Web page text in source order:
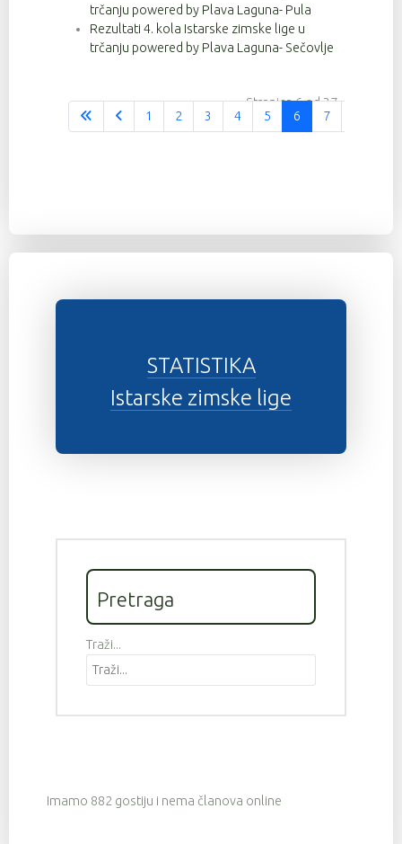
trčanju powered by Plava Laguna- Pula
Rezultati 4. kola Istarske zimske lige u
trčanju powered by Plava Laguna- Sečovlje
Stranica 6 od 37
1
2 3 4 5 6 7
STATISTIKA
Istarske zimske lige
Pretraga
Traži...
Imamo 882 gostiju i nema članova online